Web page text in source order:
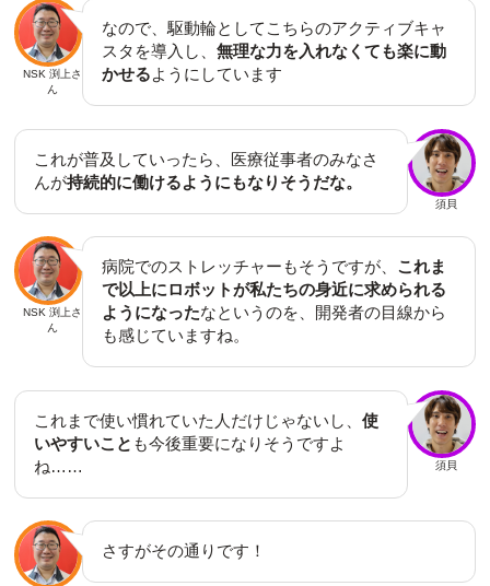
NSK 渕上さ
ん
なので、駆動輪としてこちらのアクティブキャ
スタを導入し、無理な力を入れなくても楽に動
かせるようにしています
須貝
これが普及していったら、医療従事者のみなさ
んが持続的に働けるようにもなりそうだな。
NSK 渕上さ
ん
病院でのストレッチャーもそうですが、 これま
で以上にロボットが私たちの身近に求められる
ようになったなというのを、開発者の目線から
も感じていますね。
須貝
これまで使い慣れていた人だけじゃないし、 使
いやすいこと も今後重要になりそうですよ
ね……
さすがその通りです！